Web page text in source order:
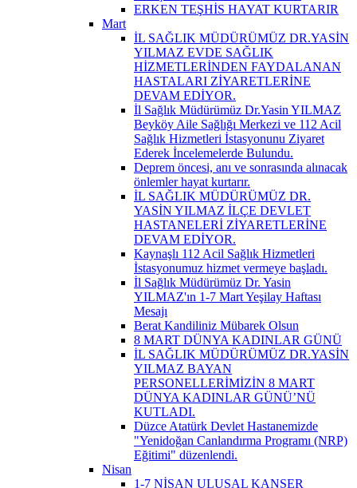
ERKEN TEŞHİS HAYAT KURTARIR
Mart
İL SAĞLIK MÜDÜRÜMÜZ DR.YASİN
YILMAZ EVDE SAĞLIK
HİZMETLERİNDEN FAYDALANAN
HASTALARI ZİYARETLERİNE
DEVAM EDİYOR.
İl Sağlık Müdürümüz Dr.Yasin YILMAZ
Beyköy Aile Sağlığı Merkezi ve 112 Acil
Sağlık Hizmetleri İstasyonunu Ziyaret
Ederek İncelemelerde Bulundu.
Deprem öncesi, anı ve sonrasında alınacak
önlemler hayat kurtarır.
İL SAĞLIK MÜDÜRÜMÜZ DR.
YASİN YILMAZ İLÇE DEVLET
HASTANELERİ ZİYARETLERİNE
DEVAM EDİYOR.
Kaynaşlı 112 Acil Sağlık Hizmetleri
İstasyonumuz hizmet vermeye başladı.
İl Sağlık Müdürümüz Dr. Yasin
YILMAZ'ın 1-7 Mart Yeşilay Haftası
Mesajı
Berat Kandiliniz Mübarek Olsun
8 MART DÜNYA KADINLAR GÜNÜ
İL SAĞLIK MÜDÜRÜMÜZ DR.YASİN
YILMAZ BAYAN
PERSONELLERİMİZİN 8 MART
DÜNYA KADINLAR GÜNÜ’NÜ
KUTLADI.
Düzce Atatürk Devlet Hastanemizde
"Yenidoğan Canlandırma Programı (NRP)
Eğitimi" düzenlendi.
Nisan
1-7 NİSAN ULUSAL KANSER